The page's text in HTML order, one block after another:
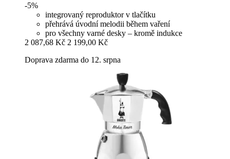
-5%
integrovaný reproduktor v tlačítku
přehrává úvodní melodii během vaření
pro všechny varné desky – kromě indukce
2 087,68 Kč 2 199,00 Kč
Doprava zdarma do 12. srpna